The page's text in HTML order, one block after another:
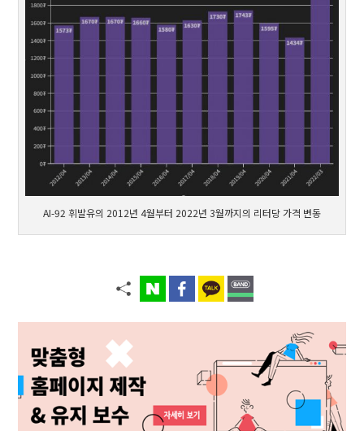
AI-92 휘발유의 2012년 4월부터 2022년 3월까지의 리터당 가격 변동